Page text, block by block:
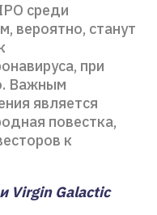
среди
вероятно, станут
при
Важным
является
повестка,
к
Virgin Galactic